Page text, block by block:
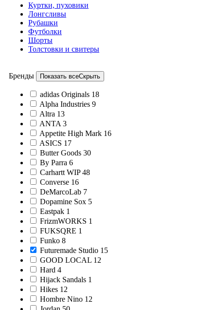
Куртки, пуховики
Лонгсливы
Рубашки
Футболки
Шорты
Толстовки и свитеры
Бренды Показать всеСкрыть
adidas Originals 18
Alpha Industries 9
Altra 13
ANTA 3
Appetite High Mark 16
ASICS 17
Butter Goods 30
By Parra 6
Carhartt WIP 48
Converse 16
DeMarcoLab 7
Dopamine Sox 5
Eastpak 1
FrizmWORKS 1
FUKSQRE 1
Funko 8
Futuremade Studio 15
GOOD LOCAL 12
Hard 4
Hijack Sandals 1
Hikes 12
Hombre Nino 12